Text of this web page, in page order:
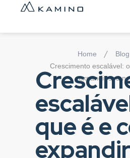
Home / Blog
Crescimento escalável:
expandir seu
que é e